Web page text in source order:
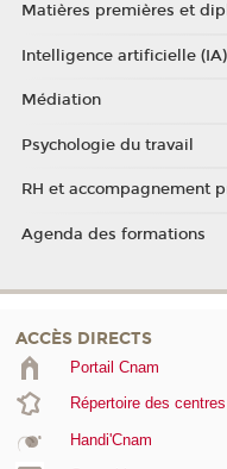
Matières premières et
Intelligence artificielle (IA)
Médiation
Psychologie du travail
RH et accompagnement
Agenda des formations
ACCÈS DIRECTS
Portail Cnam
Répertoire des
Handi'Cnam